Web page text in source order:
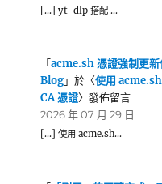
[…] yt-dlp 搭配 …
「acme.sh 憑證強制更
Blog」於〈使用
CA 憑證〉發佈留言
2026 年 07 月 29 日
[…] 使用 acme.sh…